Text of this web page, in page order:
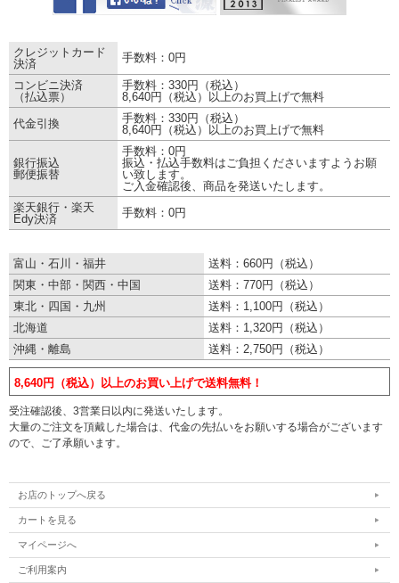
クレジットカード
決済
手数料：0円
コンビニ決済
（払込票）
手数料：330円（税込）
8,640円（税込）以上のお買上げで無料
代金引換
手数料：330円（税込）
8,640円（税込）以上のお買上げで無料
銀行振込
郵便振替
手数料：0円
振込・払込手数料はご負担くださいますようお願
い致します。
ご入金確認後、商品を発送いたします。
楽天銀行・楽天
Edy決済
手数料：0円
富山・石川・福井
送料：660円（税込）
関東・中部・関西・中国
送料：770円（税込）
東北・四国・九州
送料：1,100円（税込）
北海道
送料：1,320円（税込）
沖縄・離島
送料：2,750円（税込）
8,640円（税込）以上のお買い上げで送料無料！
受注確認後、3営業日以内に発送いたします。
大量のご注文を頂戴した場合は、代金の先払いをお願いする場合がございます
ので、ご了承願います。
お店のトップへ戻る
カートを見る
マイページへ
ご利用案内